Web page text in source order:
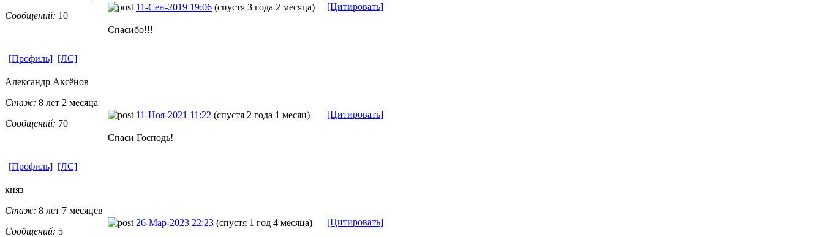
Сообщений: 10
11-Сен-2019 19:06 (спустя 3 года 2 месяца) [Цитировать]
Спасибо!!!
[Профиль] [ЛС]
Александр Аксёнов
Стаж: 8 лет 2 месяца
Сообщений: 70
11-Ноя-2021 11:22 (спустя 2 года 1 месяц) [Цитировать]
Спаси Господь!
[Профиль] [ЛС]
княз
Стаж: 8 лет 7 месяцев
Сообщений: 5
26-Мар-2023 22:23 (спустя 1 год 4 месяца) [Цитировать]